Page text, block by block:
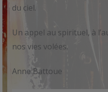
du ciel.
Un appel au spirituel, à
nos vies volées.
Anne Battoue